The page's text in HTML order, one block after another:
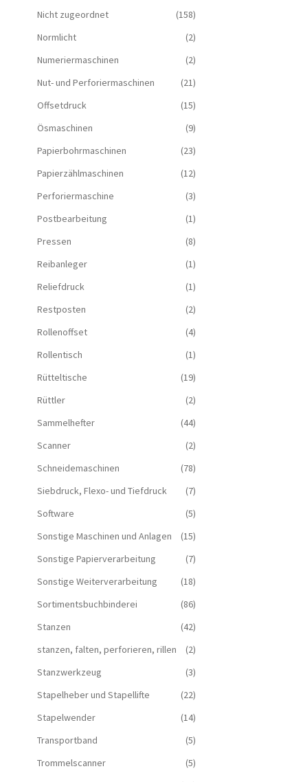
Nicht zugeordnet
(158)
Normlicht
(2)
Numeriermaschinen
(2)
Nut- und Perforiermaschinen
(21)
Offsetdruck
(15)
Ösmaschinen
(9)
Papierbohrmaschinen
(23)
Papierzählmaschinen
(12)
Perforiermaschine
(3)
Postbearbeitung
(1)
Pressen
(8)
Reibanleger
(1)
Reliefdruck
(1)
Restposten
(2)
Rollenoffset
(4)
Rollentisch
(1)
Rütteltische
(19)
Rüttler
(2)
Sammelhefter
(44)
Scanner
(2)
Schneidemaschinen
(78)
Siebdruck, Flexo- und Tiefdruck
(7)
Software
(5)
Sonstige Maschinen und Anlagen
(15)
Sonstige Papierverarbeitung
(7)
Sonstige Weiterverarbeitung
(18)
Sortimentsbuchbinderei
(86)
Stanzen
(42)
stanzen, falten, perforieren, rillen
(2)
Stanzwerkzeug
(3)
Stapelheber und Stapellifte
(22)
Stapelwender
(14)
Transportband
(5)
Trommelscanner
(5)